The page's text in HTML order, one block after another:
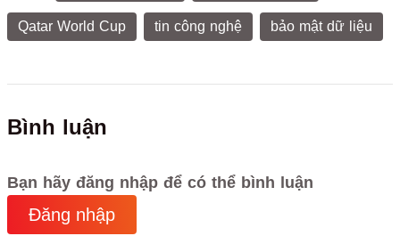
Qatar World Cup tin công nghệ bảo mật dữ liệu
Bình luận
Bạn hãy đăng nhập để có thể bình luận
Đăng nhập